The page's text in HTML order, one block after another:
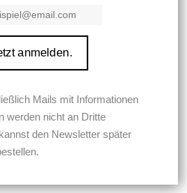
Mails mit Informationen
werden nicht an Dritte
den Newsletter später